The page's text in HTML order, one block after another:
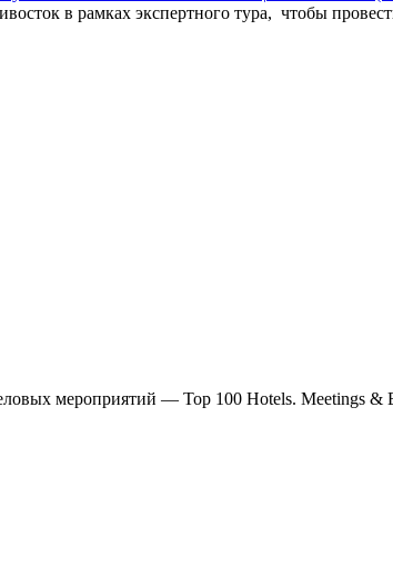
в рамках экспертного тура, чтобы
мероприятий — Top 100 Hotels. Meetings &